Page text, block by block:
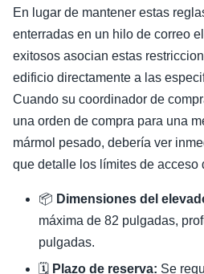
En lugar de mantener estas
enterradas en un hilo de correo
exitosos asocian estas
edificio directamente a las
Cuando su coordinador de
una orden de compra para una
mármol pesado, debería ver
que detalle los límites de acceso
📦 Dimensiones del
máxima de 82 pulgadas,
pulgadas.
🗓️ Plazo de reserva: Se